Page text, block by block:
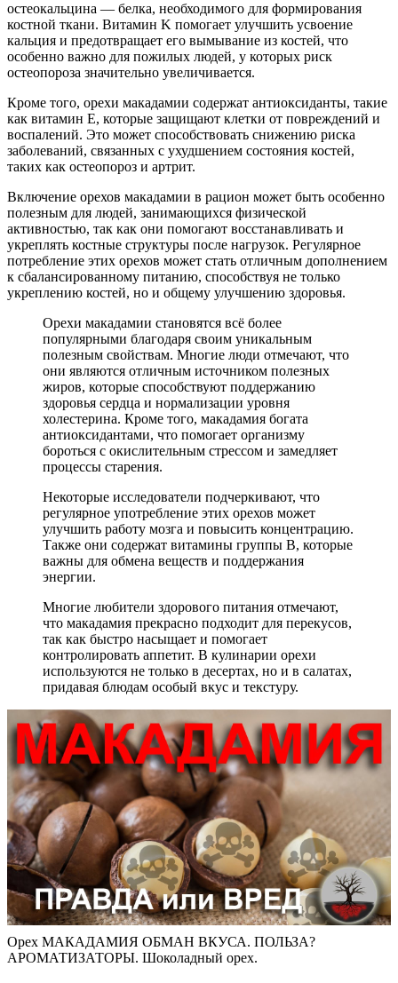
остеокальцина — белка, необходимого для формирования
костной ткани. Витамин K помогает улучшить усвоение
кальция и предотвращает его вымывание из костей, что
особенно важно для пожилых людей, у которых риск
остеопороза значительно увеличивается.
Кроме того, орехи макадамии содержат антиоксиданты, такие
как витамин E, которые защищают клетки от повреждений и
воспалений. Это может способствовать снижению риска
заболеваний, связанных с ухудшением состояния костей,
таких как остеопороз и артрит.
Включение орехов макадамии в рацион может быть особенно
полезным для людей, занимающихся физической
активностью, так как они помогают восстанавливать и
укреплять костные структуры после нагрузок. Регулярное
потребление этих орехов может стать отличным дополнением
к сбалансированному питанию, способствуя не только
укреплению костей, но и общему улучшению здоровья.
Орехи макадамии становятся всё более
популярными благодаря своим уникальным
полезным свойствам. Многие люди отмечают, что
они являются отличным источником полезных
жиров, которые способствуют поддержанию
здоровья сердца и нормализации уровня
холестерина. Кроме того, макадамия богата
антиоксидантами, что помогает организму
бороться с окислительным стрессом и замедляет
процессы старения.
Некоторые исследователи подчеркивают, что
регулярное употребление этих орехов может
улучшить работу мозга и повысить концентрацию.
Также они содержат витамины группы B, которые
важны для обмена веществ и поддержания
энергии.
Многие любители здорового питания отмечают,
что макадамия прекрасно подходит для перекусов,
так как быстро насыщает и помогает
контролировать аппетит. В кулинарии орехи
используются не только в десертах, но и в салатах,
придавая блюдам особый вкус и текстуру.
Орех МАКАДАМИЯ ОБМАН ВКУСА. ПОЛЬЗА?
АРОМАТИЗАТОРЫ. Шоколадный орех.